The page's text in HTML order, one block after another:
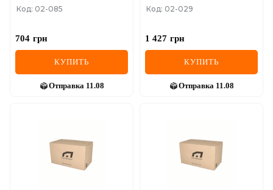
Код: 02-085
704 грн
КУПИТЬ
Отправка 11.08
Код: 02-029
1 427 грн
КУПИТЬ
Отправка 11.08